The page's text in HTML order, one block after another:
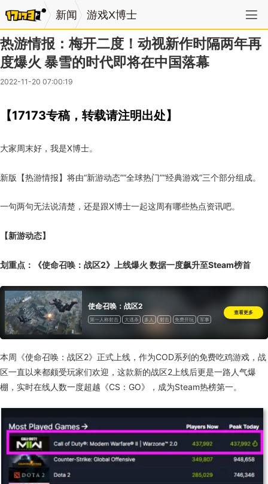
新闻 游戏X博士
热游情报：梅开二度！动视新作时隔两年再
度爆火 暴雪的时代即将在中国落幕
2022-11-20 07:00:19
【17173专稿，转载请注明出处】
大家周末好，我是X博士。
新版【热游情报】将由“新游动态”“全球热门”“经典游戏”三个部分组成。
一句两句无法说清楚，还是跟X博士一起这周有哪些热点资讯吧。
【新游动态】
划重点：《使命召唤：战区2》上线爆火 数据一度飙升至Steam榜首
使命召唤：战区2
第一人称射击 大逃杀 多人 射击 免费开玩
军事
查看更多
本周《使命召唤：战区2》正式上线，作为COD系列的免费吃鸡游戏，战
区一直以来都颇受玩家们欢迎，这款新的战区2上线后更是一路人气爆
棚，实时在线人数一度超越《CS：GO》，成为Steam热榜第一。